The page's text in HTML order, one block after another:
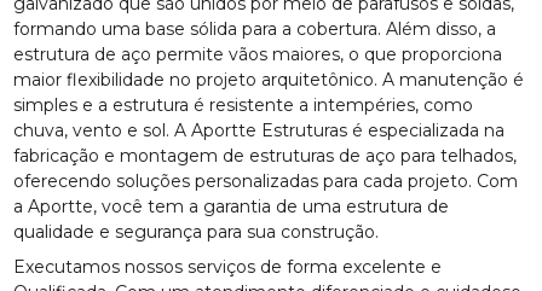
formando uma base sólida para a cobertura. Além disso, a
estrutura de aço permite vãos maiores, o que proporciona
maior flexibilidade no projeto arquitetônico. A manutenção é
simples e a estrutura é resistente a intempéries, como
chuva, vento e sol. A Aportte Estruturas é especializada na
fabricação e montagem de estruturas de aço para telhados,
oferecendo soluções personalizadas para cada projeto. Com
a Aportte, você tem a garantia de uma estrutura de
qualidade e segurança para sua construção.
Executamos nossos serviços de forma excelente e